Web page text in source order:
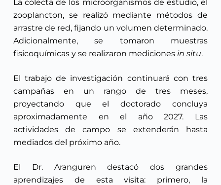
La colecta de los microorganismos de estudio, el
zooplancton, se realizó mediante métodos de
arrastre de red, fijando un volumen determinado.
Adicionalmente, se tomaron muestras
fisicoquímicas y se realizaron mediciones in situ.
El trabajo de investigación continuará con tres
campañas en un rango de tres meses,
proyectando que el doctorado concluya
aproximadamente en el año 2027. Las
actividades de campo se extenderán hasta
mediados del próximo año.
El Dr. Aranguren destacó dos grandes
aprendizajes de esta visita: primero, la